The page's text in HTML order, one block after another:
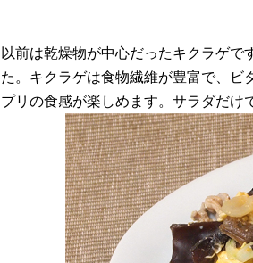
以前は乾燥物が中心だったキクラゲ
た。キクラゲは食物繊維が豊富で、ビ
プリの食感が楽しめます。サラダだけ